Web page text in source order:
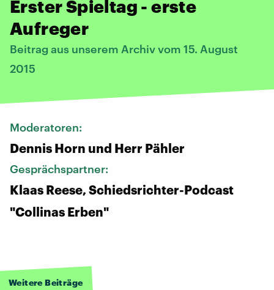
Erster Spieltag - erste
Aufreger
Beitrag aus unserem Archiv vom 15. August
2015
Moderatoren:
Dennis Horn und Herr Pähler
Gesprächspartner:
Klaas Reese, Schiedsrichter-Podcast
"Collinas Erben"
Weitere Beiträge